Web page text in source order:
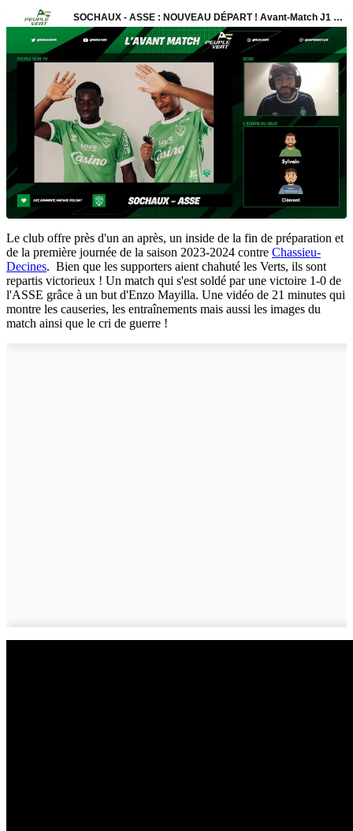
Le club offre près d'un an après, un inside de la fin de préparation et
de la première journée de la saison 2023-2024 contre Chassieu-
Decines. Bien que les supporters aient chahuté les Verts, ils sont
repartis victorieux ! Un match qui s'est soldé par une victoire 1-0 de
l'ASSE grâce à un but d'Enzo Mayilla. Une vidéo de 21 minutes qui
montre les causeries, les entraînements mais aussi les images du
match ainsi que le cri de guerre !